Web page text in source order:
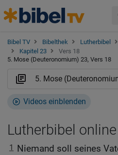
Bibel TV Bibelthek Lutherbibel
Kapitel 23
Vers 18
5. Mose (Deuteronomium) 23, Vers 18
Videos einblenden
Lutherbibel
1 Niemand soll seines